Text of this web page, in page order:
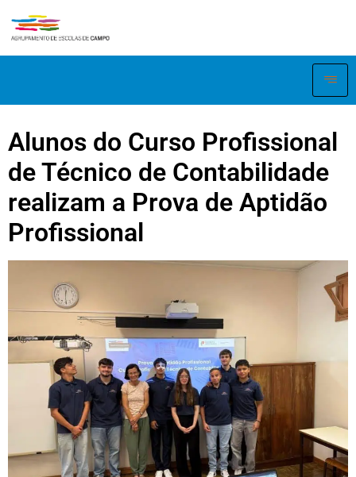
Alunos do Curso Profissional
de Técnico de Contabilidade
realizam a Prova de Aptidão
Profissional